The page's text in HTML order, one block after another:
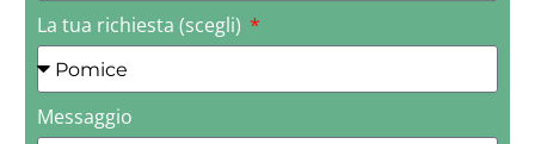
La tua richiesta (scegli)
Messaggio